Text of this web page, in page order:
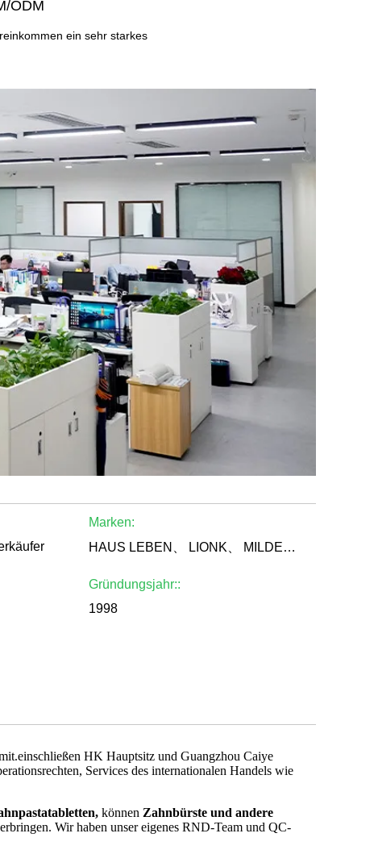
ODM
ein sehr starkes
Marken:
HAUS LEBEN、 LIONK、 MILDES SIEBEN、 SHUJIAJING、 BARGELD、 FANTADENT、 BLAUES、 COQ
Gründungsjahr::
1998
HK Hauptsitz und Guangzhou Caiye
Services des internationalen Handels wie
können Zahnbürste und andere
Wir haben unser eigenes RND-Team und QC-